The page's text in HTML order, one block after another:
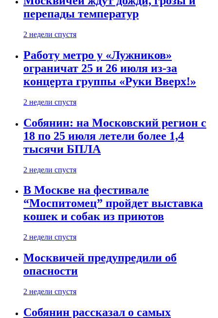
перепады температур
2 недели спустя
Работу метро у «Лужников»
ограничат 25 и 26 июля из-за
концерта группы «Руки Вверх!»
2 недели спустя
Собянин: на Московский регион с
18 по 25 июля летели более 1,4
тысячи БПЛА
2 недели спустя
В Москве на фестивале
“Моспитомец” пройдет выставка
кошек и собак из приютов
2 недели спустя
Москвичей предупредили об
опасности
2 недели спустя
Собянин рассказал о самых